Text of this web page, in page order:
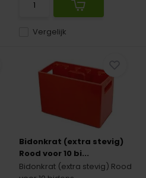
Vergelijk
Bidonkrat (extra stevig)
Rood voor 10 bi...
Bidonkrat (extra stevig) Rood